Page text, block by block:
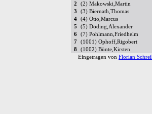
2
(2) Makowski,Martin
3
(3) Biernath,Thomas
4
(4) Otto,Marcus
5
(5) Döding,Alexander
6
(7) Pohlmann,Friedhelm
7
(1001) Ophoff,Rigobert
8
(1002) Bünte,Kirsten
Eingetragen von Florian